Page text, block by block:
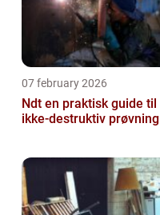
07 february 2026
Ndt en praktisk guide til
ikke-destruktiv prøvning